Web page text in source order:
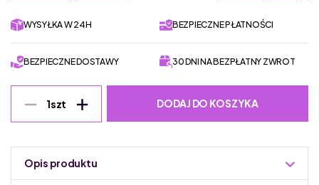
WYSYŁKA W 24H BEZPIECZNE PŁATNOŚCI
BEZPIECZNE DOSTAWY 30 DNI NA BEZPŁATNY ZWROT
1szt DODAJ DO KOSZYKA
Opis produktu